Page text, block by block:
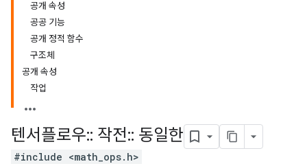
공개 속성
공공 기능
공개 정적 함수
구조체
공개 속성
작업
텐서플로우:: 작전:: 동일한
#include <math_ops.h>